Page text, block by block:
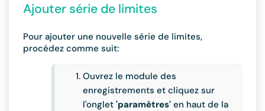
Ajouter série de limites
Pour ajouter une nouvelle série de limites,
procédez comme suit:
Ouvrez le module des
enregistrements et cliquez sur
l'onglet 'paramètres' en haut de la